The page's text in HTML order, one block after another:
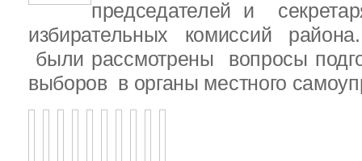
председателей и
избирательных комиссий
были рассмотрены вопросы
выборов в органы местного